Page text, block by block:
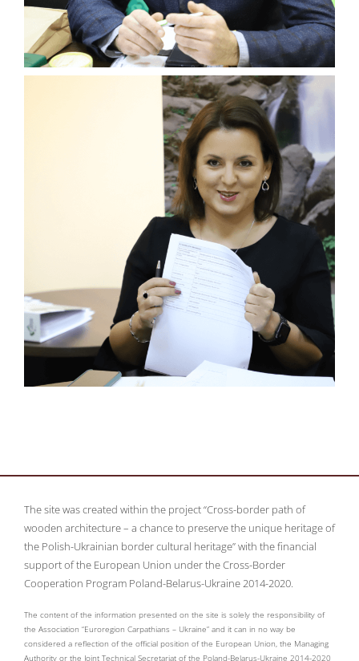
The site was created within the project “Cross-border path of
wooden architecture – a chance to preserve the unique heritage of
the Polish-Ukrainian border cultural heritage” with the financial
support of the European Union under the Cross-Border
Cooperation Program Poland-Belarus-Ukraine 2014-2020.
The content of the information presented on the site is solely the responsibility of
the Association “Euroregion Carpathians – Ukraine” and it can in no way be
considered a reflection of the official position of the European Union, the Managing
Authority or the Joint Technical Secretariat of the Poland-Belarus-Ukraine 2014-2020